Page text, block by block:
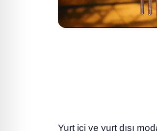
Yurt içi ve yurt dışı